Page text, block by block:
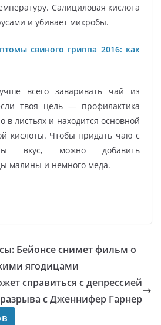
Салициловая кислота
и убивает микробы.
свиного гриппа 2016: как
всего заваривать чай из
твоя цель — профилактика
в листьях и находится основной
кислоты. Чтобы придать чаю с
вкус, можно добавить
малины и немного меда.
Бейонсе снимет фильм о
ягодицами
справиться с депрессией
с Дженнифер Гарнер